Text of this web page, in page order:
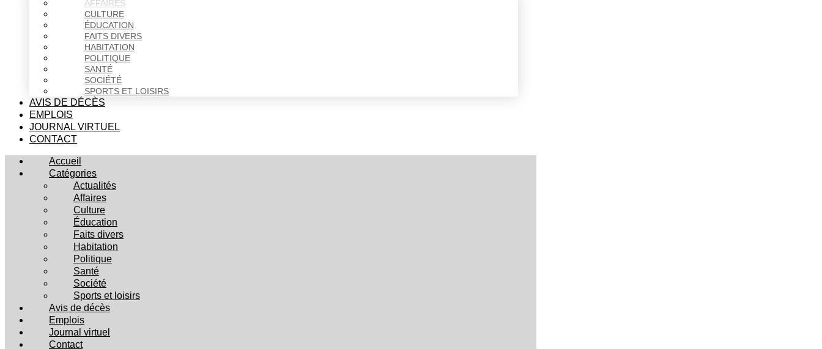
AFFAIRES
CULTURE
ÉDUCATION
FAITS DIVERS
HABITATION
POLITIQUE
SANTÉ
SOCIÉTÉ
SPORTS ET LOISIRS
AVIS DE DÉCÈS
EMPLOIS
JOURNAL VIRTUEL
CONTACT
Accueil
Catégories
Actualités
Affaires
Culture
Éducation
Faits divers
Habitation
Politique
Santé
Société
Sports et loisirs
Avis de décès
Emplois
Journal virtuel
Contact